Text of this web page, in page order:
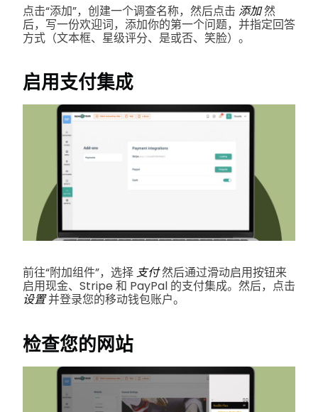
点击“添加”，创建一个调查名称，然后点击 添加然
后，写一份欢迎词，添加你的第一个问题，并指定回答
方式（文本框、星级评分、是或否、笑脸）。
启用支付集成
前往“附加组件”，选择支付然后通过滑动启用按钮来
启用现金、Stripe 和 PayPal 的支付集成。然后，点击
设置并登录您的移动钱包账户。
检查您的网站